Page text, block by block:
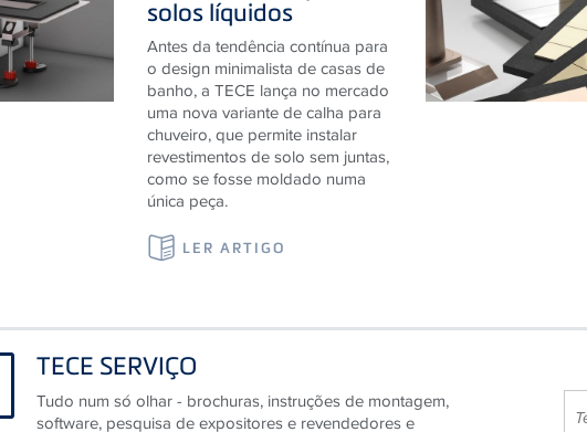
Antes da tendência contínua para
o design minimalista de casas de
banho, a TECE lança no mercado
uma nova variante de calha para
chuveiro, que permite instalar
revestimentos de solo sem juntas,
como se fosse moldado numa
única peça.
LER ARTIGO
TECE SERVIÇO
Tudo num só olhar - brochuras, instruções de montagem,
software, pesquisa de expositores e revendedores e
muito mais.